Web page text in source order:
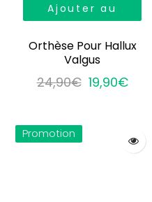
Ajouter au
Orthèse Pour Hallux
Valgus
24,90€ 19,90€
Promotion